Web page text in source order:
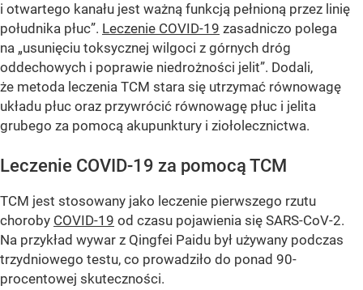
i otwartego kanału jest ważną funkcją pełnioną przez linię
południka płuc”. Leczenie COVID-19 zasadniczo polega
na „usunięciu toksycznej wilgoci z górnych dróg
oddechowych i poprawie niedrożności jelit”. Dodali,
że metoda leczenia TCM stara się utrzymać równowagę
układu płuc oraz przywrócić równowagę płuc i jelita
grubego za pomocą akupunktury i ziołolecznictwa.
Leczenie COVID-19 za pomocą TCM
TCM jest stosowany jako leczenie pierwszego rzutu
choroby COVID-19 od czasu pojawienia się SARS-CoV-2.
Na przykład wywar z Qingfei Paidu był używany podczas
trzydniowego testu, co prowadziło do ponad 90-
procentowej skuteczności.